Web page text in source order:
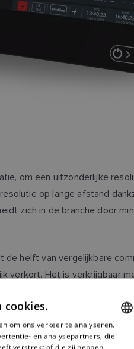
om een uitzonderlijke
op lange afstand
zich in de branche door
helft van vergelijkbare
verkort. Het is verkrijgbaar
en het
die van de grond af is
cookies.
om ons verkeer te analyseren.
en analysepartners, die